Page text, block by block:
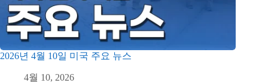
2026년 4월 10일 미국 주요 뉴스
4월 10, 2026